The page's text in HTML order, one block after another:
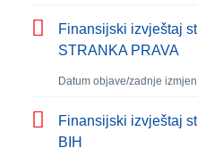
Finansijski izvještaj
STRANKA PRAVA
Datum objave/zadnje
Finansijski izvještaj
BIH